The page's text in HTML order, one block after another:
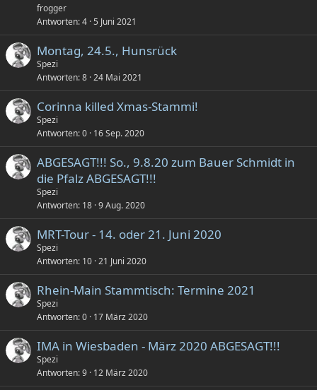
frogger
Antworten 4 5 Juni 2021
Montag, 24.5., Hunsrück
Spezi
Antworten 8 24 Mai 2021
Corinna killed Xmas-Stammi!
Spezi
Antworten 0 16 Sep. 2020
ABGESAGT!!! So., 9.8.20 zum Bauer Schmidt in
die Pfalz ABGESAGT!!!
Spezi
Antworten 18 9 Aug. 2020
MRT-Tour - 14. oder 21. Juni 2020
Spezi
Antworten 10 21 Juni 2020
Rhein-Main Stammtisch: Termine 2021
Spezi
Antworten 0 17 März 2020
IMA in Wiesbaden - März 2020 ABGESAGT!!!
Spezi
Antworten 9 12 März 2020